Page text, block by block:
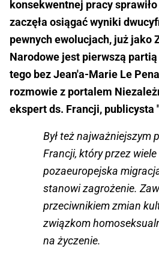
konsekwentnej pracy
zaczęła osiągać wyniki
pewnych ewolucjach, już jako
Narodowe jest pierwszą
tego bez Jean'a-Marie Le
rozmowie z portalem
ekspert ds. Francji, publicysta
Był też najważniejszym
Francji, który przez
pozaeuropejska
stanowi zagrożenie.
przeciwnikiem zmian
związkom
na życzenie.